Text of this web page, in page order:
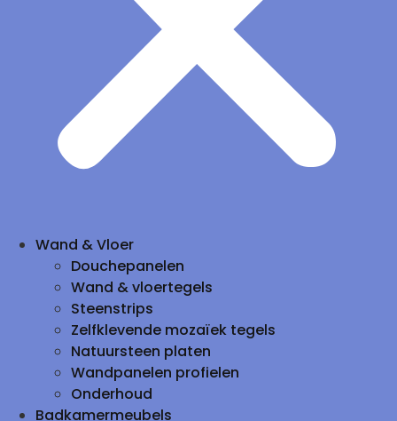
Wand & Vloer
Douchepanelen
Wand & vloertegels
Steenstrips
Zelfklevende mozaïek tegels
Natuursteen platen
Wandpanelen profielen
Onderhoud
Badkamermeubels